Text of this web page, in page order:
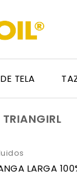
TELA
LARGA